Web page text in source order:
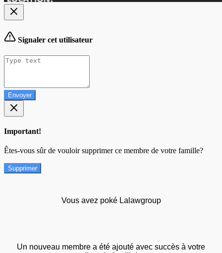
Signaler cet utilisateur
Envoyer
Important!
Êtes-vous sûr de vouloir supprimer ce membre de votre famille?
Supprimer
Vous avez poké Lalawgroup
Un nouveau membre a été ajouté avec succès à votre